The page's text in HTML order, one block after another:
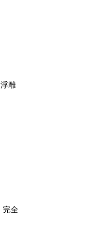
雕
完全